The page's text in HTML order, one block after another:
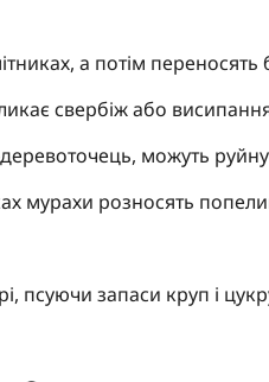
а потім переносять
свербіж або
можуть
мурахи розносять
псуючи запаси круп і